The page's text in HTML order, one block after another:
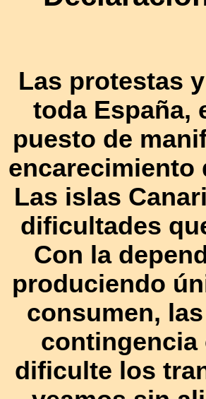
Las protestas
toda España,
puesto de
encarecimiento
Las islas
dificultades
Con la
produciendo
consumen,
contingencia
dificulte los